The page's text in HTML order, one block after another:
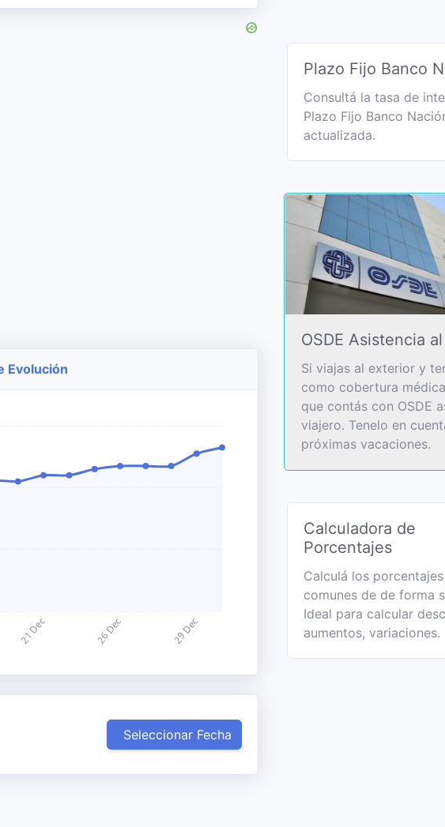
Evolución
Seleccionar Fecha
Plazo Fijo Banco
Consultá la tasa de
Plazo Fijo Banco
actualizada.
OSDE Asistencia
Si viajas al exterior y
como cobertura
que contás con OSDE
viajero. Tenelo en
próximas vacaciones.
Calculadora de
Porcentajes
Calculá los
comunes de de forma
Ideal para calcular
aumentos, variaciones.